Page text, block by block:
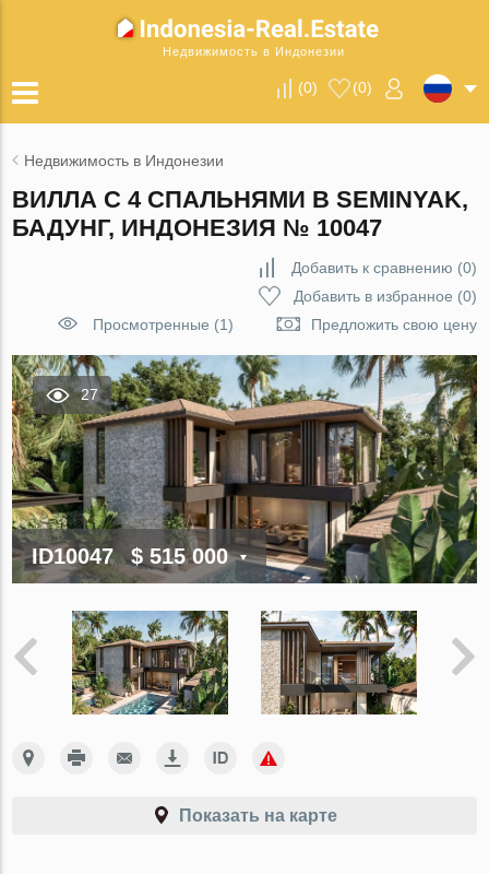
Недвижимость в Индонезии
(0) (0)
Недвижимость в Индонезии
ВИЛЛА С 4 СПАЛЬНЯМИ В SEMINYAK,
БАДУНГ, ИНДОНЕЗИЯ № 10047
Добавить к сравнению (0)
Добавить в избранное (0)
Просмотренные (1)
Предложить свою цену
27
ID10047 $ 515 000
Показать на карте